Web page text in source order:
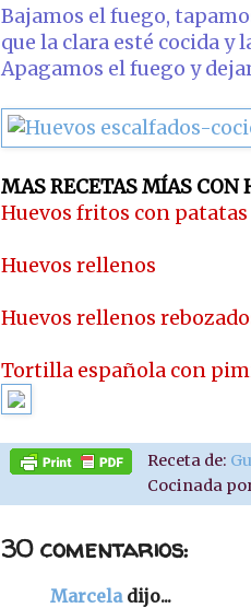
Bajamos el fuego,
que la clara esté cocida y
Apagamos el fuego y
MAS RECETAS MÍAS CON
Huevos fritos con
Huevos rellenos
Huevos rellenos
Tortilla española con
Receta de:
Cocinada
30 comentarios:
Marceladijo...